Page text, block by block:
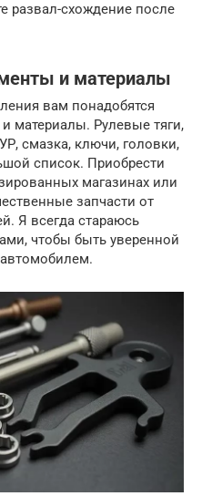
развал-схождение после
и материалы
вам понадобятся
материалы. Рулевые тяги,
смазка, ключи, головки,
список. Приобрести
магазинах или
запчасти от
Я всегда стараюсь
чтобы быть уверенной